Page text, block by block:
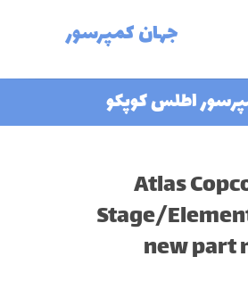
جهان کمپرسور
اطلس کوپکو
Atlas
Stage/
new part